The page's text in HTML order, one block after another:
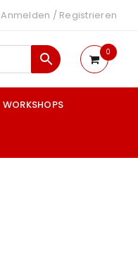
Anmelden / Registrieren
0
WORKSHOPS